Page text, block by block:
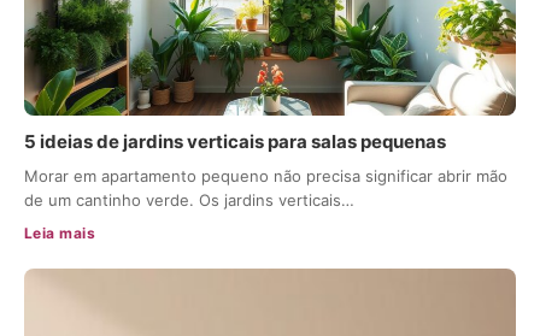
5 ideias de jardins verticais para salas pequenas
Morar em apartamento pequeno não precisa significar abrir mão
de um cantinho verde. Os jardins verticais…
Leia mais